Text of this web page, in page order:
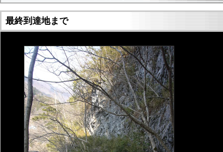
最終到達地まで